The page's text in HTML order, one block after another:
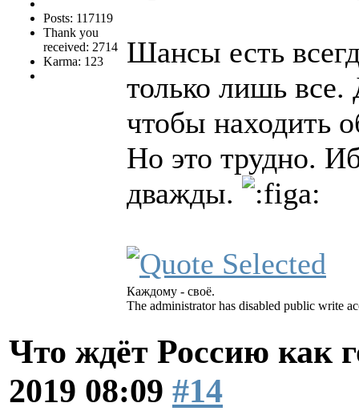
Posts: 117119
Thank you
received: 2714
Karma: 123
Шансы есть
только лишь все.
чтобы находить
Но это трудно.
дважды.
Каждому - своё.
The administrator has disabled public write
Что ждёт Россию как
2019 08:09 #14